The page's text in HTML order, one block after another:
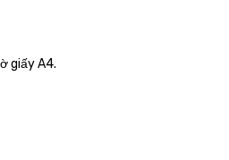
giấy A4.